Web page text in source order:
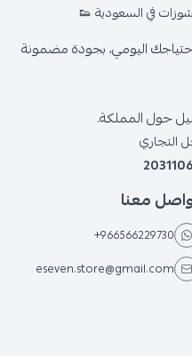
في السعودية 👟
اليومي، بجودة مضمونة
التجاري
معنا
+966566229730
eseven.store@gmail.com